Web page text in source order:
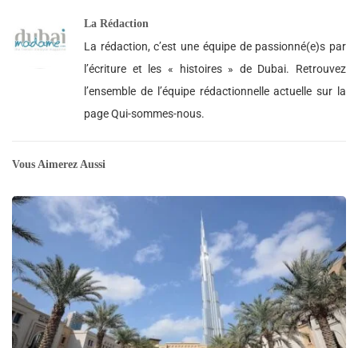
La Rédaction
La rédaction, c’est une équipe de passionné(e)s par
l’écriture et les « histoires » de Dubai. Retrouvez
l’ensemble de l’équipe rédactionnelle actuelle sur la
page Qui-sommes-nous.
Vous Aimerez Aussi